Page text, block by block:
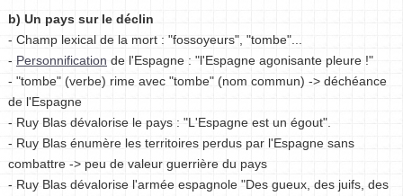
b) Un pays sur le déclin
- Champ lexical de la mort : "fossoyeurs", "tombe"...
- Personnification de l'Espagne : "l'Espagne agonisante pleure !"
- "tombe" (verbe) rime avec "tombe" (nom commun) -> déchéance
de l'Espagne
- Ruy Blas dévalorise le pays : "L'Espagne est un égout".
- Ruy Blas énumère les territoires perdus par l'Espagne sans
combattre -> peu de valeur guerrière du pays
- Ruy Blas dévalorise l'armée espagnole "Des gueux, des juifs, des